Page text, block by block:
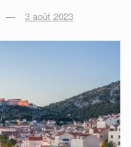
3 août 2023